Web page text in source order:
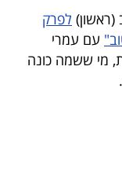
(ראשון) לפרק
עם עמרי
מי ששמה כונה